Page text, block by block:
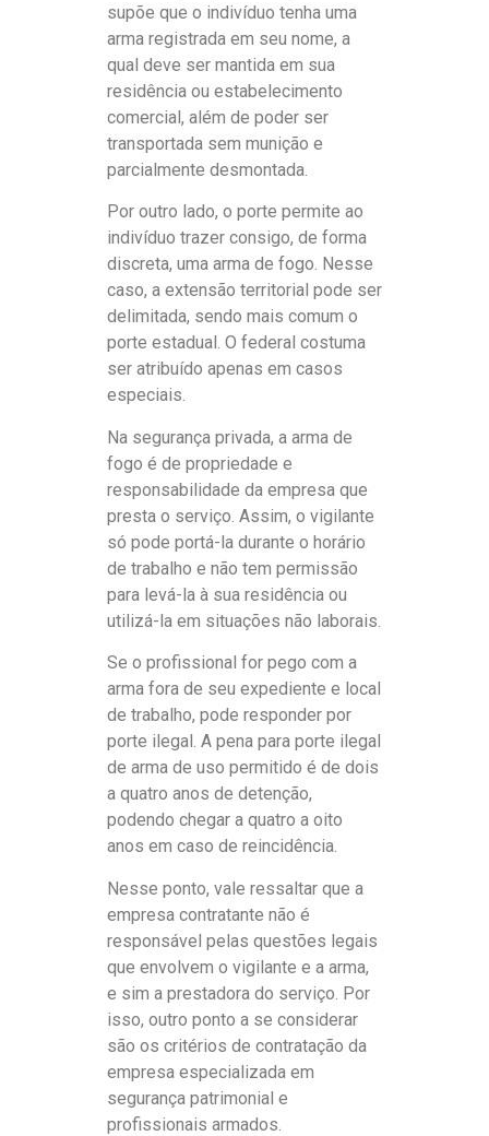
supõe que o indivíduo tenha uma
arma registrada em seu nome, a
qual deve ser mantida em sua
residência ou estabelecimento
comercial, além de poder ser
transportada sem munição e
parcialmente desmontada.
Por outro lado, o porte permite ao
indivíduo trazer consigo, de forma
discreta, uma arma de fogo. Nesse
caso, a extensão territorial pode ser
delimitada, sendo mais comum o
porte estadual. O federal costuma
ser atribuído apenas em casos
especiais.
Na segurança privada, a arma de
fogo é de propriedade e
responsabilidade da empresa que
presta o serviço. Assim, o vigilante
só pode portá-la durante o horário
de trabalho e não tem permissão
para levá-la à sua residência ou
utilizá-la em situações não laborais.
Se o profissional for pego com a
arma fora de seu expediente e local
de trabalho, pode responder por
porte ilegal. A pena para porte ilegal
de arma de uso permitido é de dois
a quatro anos de detenção,
podendo chegar a quatro a oito
anos em caso de reincidência.
Nesse ponto, vale ressaltar que a
empresa contratante não é
responsável pelas questões legais
que envolvem o vigilante e a arma,
e sim a prestadora do serviço. Por
isso, outro ponto a se considerar
são os critérios de contratação da
empresa especializada em
segurança patrimonial e
profissionais armados.